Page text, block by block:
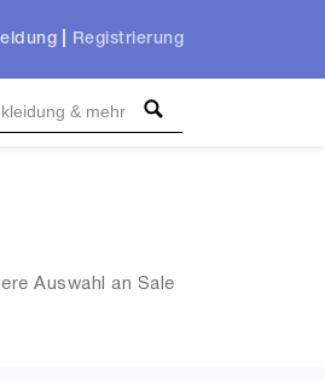
Registrierung
Auswahl an Sale